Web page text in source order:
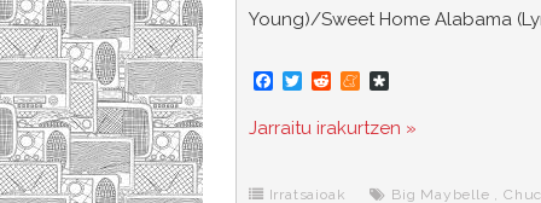
Young)/Sweet Home Alabama
F
c
e
o
T
i
t
r
R
d
d
M
n
e
e
a
s
r
Jarraitu irakurtzen »
Irratsaioak Big Maybelle ,